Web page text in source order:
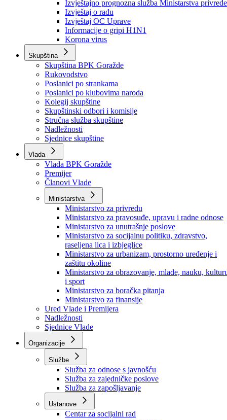
Obavještenja i izvještaji
Obavještenja Vlade
Izvještajno prognozna služba Ministarstva privrede
Izvještaj o radu
Izvještaj OC Uprave
Informacije o gripi H1N1
Korona virus
Skupština
Skupština BPK Goražde
Rukovodstvo
Poslanici po strankama
Poslanici po klubovima naroda
Kolegij skupštine
Skupštinski odbori i komisije
Stručna služba skupštine
Nadležnosti
Sjednice skupštine
Vlada
Vlada BPK Goražde
Premijer
Članovi Vlade
Ministarstva
Ministarstvo za privredu
Ministarstvo za pravosuđe, upravu i radne odnose
Ministarstvo za unutrašnje poslove
Ministarstvo za socijalnu politiku, zdravstvo,
raseljena lica i izbjeglice
Ministarstvo za urbanizam, prostorno uređenje i
zaštitu okoline
Ministarstvo za obrazovanje, mlade, nauku,
i sport
Ministarstvo za boračka pitanja
Ministarstvo za finansije
Ured Vlade i Premijera
Nadležnosti
Sjednice Vlade
Organizacije
Službe
Služba za odnose s javnošću
Služba za zajedničke poslove
Služba za zapošljavanje